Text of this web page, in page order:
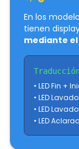
En los
tienen
mediante el
• LED Fin +
• LED
• LED
• LED